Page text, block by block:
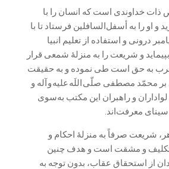
خداوندی است که انسان را با
و او را به أسفل‌السافلین فرستاد تا با
درونی و استفاده از تعلیم انبیا
و شریعت را به منزلۀ شمعی قرار
قرب به حق است طی نموده و به حقیقت
بر محمّد مصطفی صلّی اللَه علیه و آله و
و راهبران این مکتب به‌سوی
معرفت‌اند.
شریعت صرفاً به منزلۀ احکام و
تکلیف و مشقت است و هدف چنین
از استحقاق عقاب، بدون توجه به